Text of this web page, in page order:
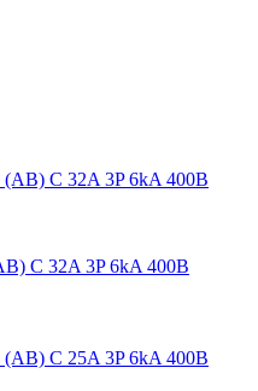
C 32A 3P 6kA 400В